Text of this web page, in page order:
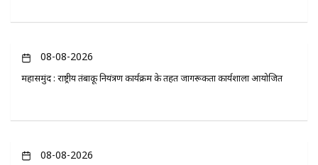
08-08-2026
महासमुंद : राष्ट्रीय तंबाकू नियंत्रण कार्यक्रम के तहत जागरूकता कार्यशाला आयोजित
08-08-2026